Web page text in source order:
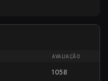
AVALIAÇÃO
1058